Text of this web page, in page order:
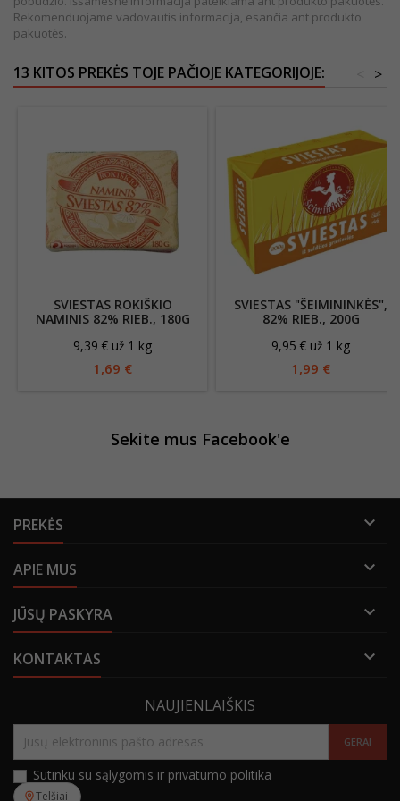
Rekomenduojame vadovautis informacija, esančia ant produkto
pakuotės.
13 KITOS PREKĖS TOJE PAČIOJE KATEGORIJOJE: >
SVIESTAS ROKIŠKIO
NAMINIS 82% RIEB., 180G
9,39 € už 1 kg
1,69 €
SVIESTAS "ŠEIMININKĖS",
82% RIEB., 200G
9,95 € už 1 kg
1,99 €
Sekite mus Facebook'e
PREKĖS 
APIE MUS 
JŪSŲ PASKYRA 
KONTAKTAS 
NAUJIENLAIŠKIS
Sutinku su sąlygomis ir privatumo politika
Telšiai